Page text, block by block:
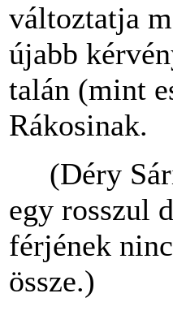
változtatja
újabb
talán (mint
Rákosinak.
(Déry Sári
egy rosszul
férjének
össze.)